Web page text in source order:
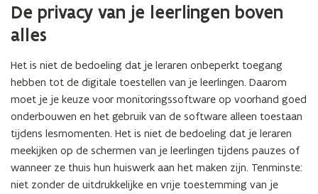
De privacy van je leerlingen boven
alles
Het is niet de bedoeling dat je leraren onbeperkt toegang
hebben tot de digitale toestellen van je leerlingen. Daarom
moet je je keuze voor monitoringssoftware op voorhand goed
onderbouwen en het gebruik van de software alleen toestaan
tijdens lesmomenten. Het is niet de bedoeling dat je leraren
meekijken op de schermen van je leerlingen tijdens pauzes of
wanneer ze thuis hun huiswerk aan het maken zijn. Tenminste:
niet zonder de uitdrukkelijke en vrije toestemming van je